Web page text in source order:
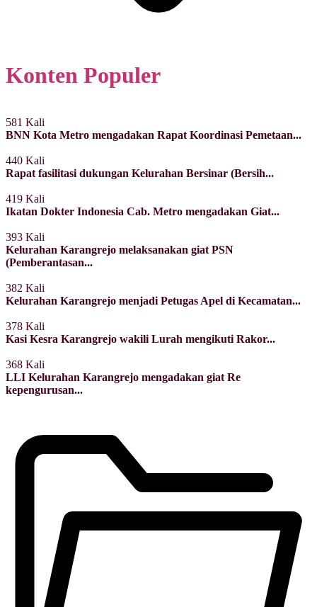
Konten Populer
581 Kali
BNN Kota Metro mengadakan Rapat Koordinasi Pemetaan...
440 Kali
Rapat fasilitasi dukungan Kelurahan Bersinar (Bersih...
419 Kali
Ikatan Dokter Indonesia Cab. Metro mengadakan Giat...
393 Kali
Kelurahan Karangrejo melaksanakan giat PSN
(Pemberantasan...
382 Kali
Kelurahan Karangrejo menjadi Petugas Apel di Kecamatan...
378 Kali
Kasi Kesra Karangrejo wakili Lurah mengikuti Rakor...
368 Kali
LLI Kelurahan Karangrejo mengadakan giat Re
kepengurusan...